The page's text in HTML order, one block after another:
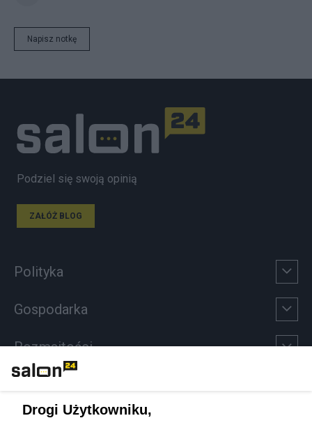
Napisz notkę
Podziel się swoją opinią
ZAŁÓŻ BLOG
Polityka
Gospodarka
Rozmaitości
Drogi Użytkowniku,